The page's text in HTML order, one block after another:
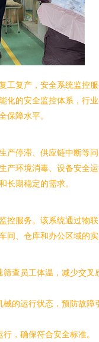
工复产，安全系统监控
化的安全监控体系，行
保障水平。
产停滞、供应链中断等问
产环境消毒、设备安全
长期稳定的需求。
控服务。该系统通过物
间、仓库和办公区域的
查员工体温，减少交叉
的运行状态，预防故障
，确保符合安全标准。